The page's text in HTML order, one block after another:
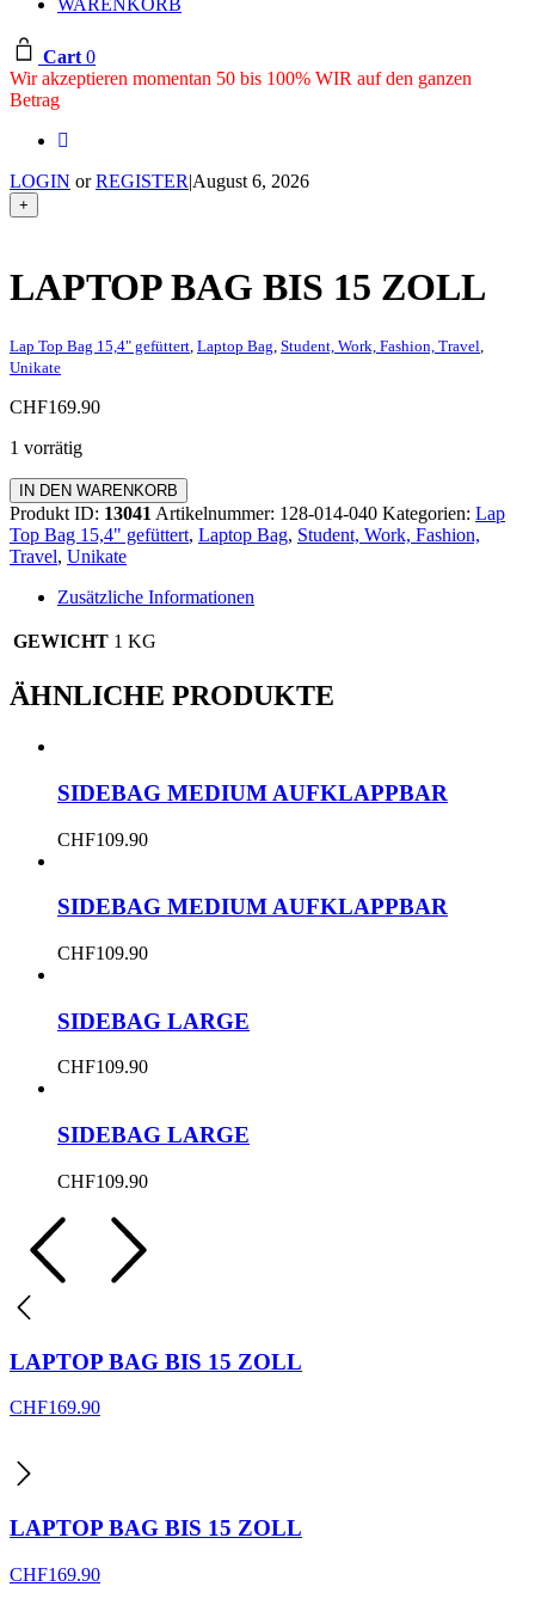
WARENKORB
Cart 0
Wir akzeptieren momentan 50 bis 100% WIR auf den ganzen
Betrag
LOGIN orREGISTER|August 6, 2026
+
LAPTOP BAG BIS 15 ZOLL
Lap Top Bag 15,4" gefüttert, Laptop Bag, Student, Work, Fashion, Travel,
Unikate
CHF169.90
1 vorrätig
Laptop
Bag
bis
15
Menge
IN DEN WARENKORB
Produkt ID: 13041 Artikelnummer: 128-014-040 Kategorien: Lap
Top Bag 15,4" gefüttert, Laptop Bag, Student, Work, Fashion,
Travel, Unikate
Zusätzliche Informationen
GEWICHT 1 KG
ÄHNLICHE PRODUKTE
SIDEBAG MEDIUM AUFKLAPPBAR
CHF109.90
SIDEBAG MEDIUM AUFKLAPPBAR
CHF109.90
SIDEBAG LARGE
CHF109.90
SIDEBAG LARGE
CHF109.90
LAPTOP BAG BIS 15 ZOLL
CHF169.90
LAPTOP BAG BIS 15 ZOLL
CHF169.90